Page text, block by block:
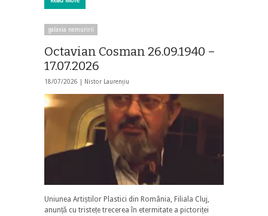
galaxia nemuririi
Octavian Cosman 26.09.1940 –
17.07.2026
18/07/2026 | Nistor Laurențiu
Uniunea Artiștilor Plastici din România, Filiala Cluj,
anunță cu tristețe trecerea în etermitate a pictoriței